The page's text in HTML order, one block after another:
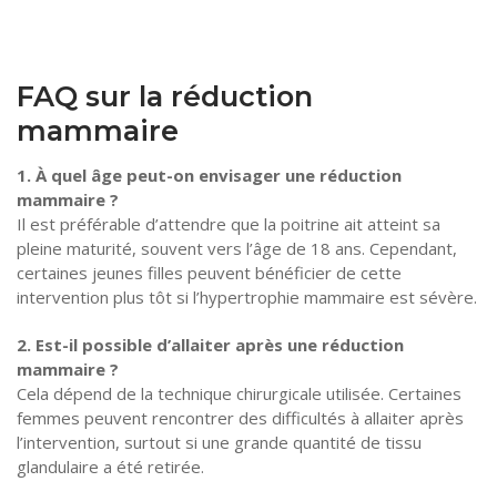
FAQ sur la réduction
mammaire
1. À quel âge peut-on envisager une réduction
mammaire ?
Il est préférable d’attendre que la poitrine ait atteint sa
pleine maturité, souvent vers l’âge de 18 ans. Cependant,
certaines jeunes filles peuvent bénéficier de cette
intervention plus tôt si l’hypertrophie mammaire est sévère.
2. Est-il possible d’allaiter après une réduction
mammaire ?
Cela dépend de la technique chirurgicale utilisée. Certaines
femmes peuvent rencontrer des difficultés à allaiter après
l’intervention, surtout si une grande quantité de tissu
glandulaire a été retirée.